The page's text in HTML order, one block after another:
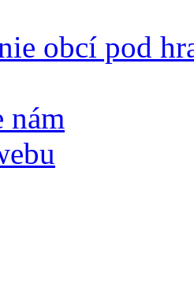
obcí pod
nám